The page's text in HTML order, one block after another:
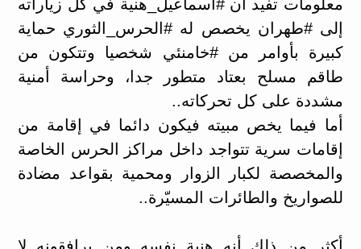
معلومات تفيد أن ‎#اسماعيل_هنية في كل زياراته
إلى ‎#طهران يخصص له ‎#الحرس_الثوري حماية
كبيرة بأوامر من ‎#خامنئي شخصيا وتتكون من
طاقم مسلح بعتاد متطور جدا، وحراسة أمنية
مشددة على كل تحركاته..
أما فيما يخص مبيته فيكون دائما في إقامة من
إقامات سرية تتواجد داخل مراكز الحرس الخاصة
والمخصصة لكبار الزوار ومحمية بقواعد مضادة
للصواريخ والطائرات المسيّرة..